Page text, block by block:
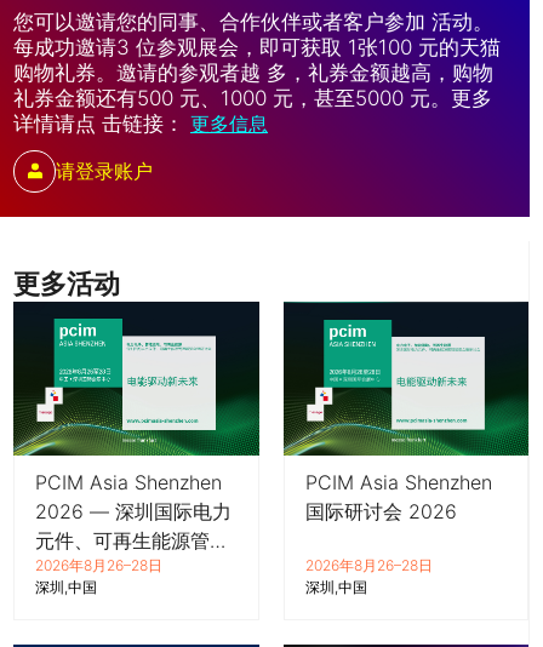
更多活动
PCIM Asia Shenzhen
2026 — 深圳国际电力
元件、可再生能源管理
展览会暨研讨会
2026年8月26–28日
深圳 中国
PCIM Asia Shenzhen
国际研讨会 2026
2026年8月26–28日
深圳 中国
您可以邀请您的同事、合作伙伴或者客户参加 活动。
每成功邀请3 位参观展会，即可获取 1张100 元的天猫
购物礼券。邀请的参观者越 多，礼券金额越高，购物
礼券金额还有500 元、1000 元，甚至5000 元。更多
详情请点 击链接： 更多信息
请登录账户